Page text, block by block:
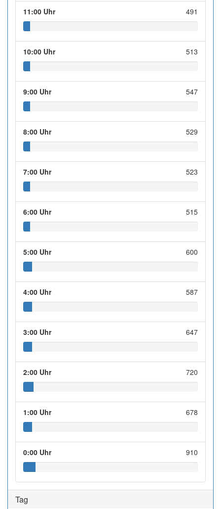
11:00 Uhr 491
10:00 Uhr 513
9:00 Uhr 547
8:00 Uhr 529
7:00 Uhr 523
6:00 Uhr 515
5:00 Uhr 600
4:00 Uhr 587
3:00 Uhr 647
2:00 Uhr 720
1:00 Uhr 678
0:00 Uhr 910
Tag